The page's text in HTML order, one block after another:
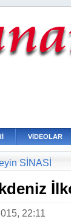
VİDEOLAR
SİNASİ
22:11